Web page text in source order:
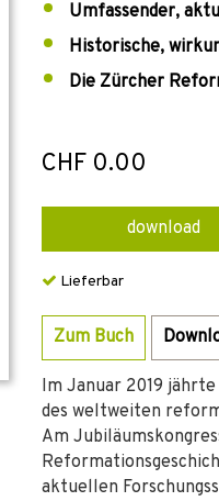
Umfassender,
Historische,
Die Zürcher
CHF 0.00
download
Lieferbar
Zum Buch
Im Januar 2019
des weltweiten
Am
aktuellen